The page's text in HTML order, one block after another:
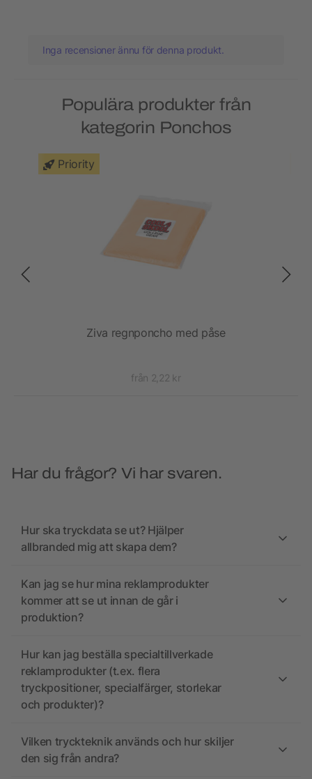
Inga recensioner ännu för denna produkt.
Populära produkter från
kategorin Ponchos
Priority
Ziva regnponcho med påse
från 2,22 kr
Har du frågor? Vi har svaren.
Hur ska tryckdata se ut? Hjälper
allbranded mig att skapa dem?
Kan jag se hur mina reklamprodukter
kommer att se ut innan de går i
produktion?
Hur kan jag beställa specialtillverkade
reklamprodukter (t.ex. flera
tryckpositioner, specialfärger, storlekar
och produkter)?
Vilken tryckteknik används och hur skiljer
den sig från andra?